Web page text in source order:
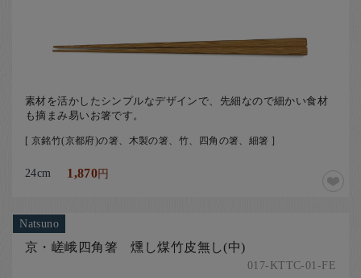
素材を活かしたシンプルなデザインで、先細なので細かい食材
も摘まみ易いお箸です。
[ 京銘竹(京都府)の箸、木製の箸、竹、四角の箸、細箸 ]
24cm 1,870円
Natsuno
京・嵯峨四角箸 燻し煤竹皮無し(中)
017-KTTC-01-FE